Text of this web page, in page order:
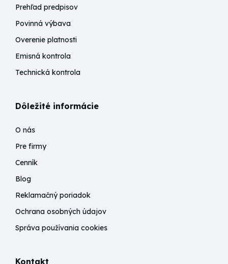
Prehľad predpisov
Povinná výbava
Overenie platnosti
Emisná kontrola
Technická kontrola
Dôležité informácie
O nás
Pre firmy
Cenník
Blog
Reklamačný poriadok
Ochrana osobných údajov
Správa používania cookies
Kontakt